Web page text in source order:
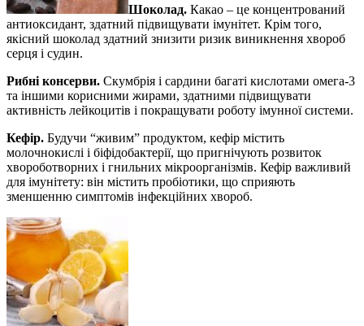
Шоколад. Какао – це концентрований
антиоксидант, здатний підвищувати імунітет. Крім того,
якісний шоколад здатний знизити ризик виникнення хвороб
серця і судин.
Рибні консерви. Скумбрія і сардини багаті кислотами омега-3
та іншими корисними жирами, здатними підвищувати
активність лейкоцитів і покращувати роботу імунної системи.
Кефір. Будучи “живим” продуктом, кефір містить
молочнокислі і біфідобактерії, що пригнічують розвиток
хвороботворних і гнильних мікроорганізмів. Кефір важливий
для імунітету: він містить пробіотики, що сприяють
зменшенню симптомів інфекційних хвороб.